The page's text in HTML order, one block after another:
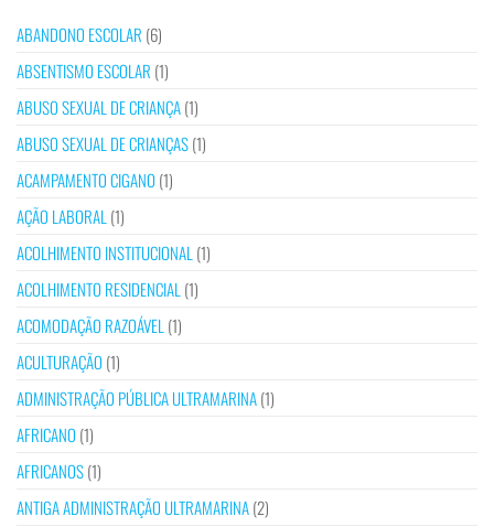
ABANDONO ESCOLAR (6)
ABSENTISMO ESCOLAR (1)
ABUSO SEXUAL DE CRIANÇA(1)
ABUSO SEXUAL DE CRIANÇAS(1)
ACAMPAMENTO CIGANO (1)
AÇÃO LABORAL (1)
ACOLHIMENTO INSTITUCIONAL (1)
ACOLHIMENTO RESIDENCIAL (1)
ACOMODAÇÃO RAZOÁVEL (1)
ACULTURAÇÃO (1)
ADMINISTRAÇÃO PÚBLICA ULTRAMARINA(1)
AFRICANO (1)
AFRICANOS(1)
ANTIGA ADMINISTRAÇÃO ULTRAMARINA(2)